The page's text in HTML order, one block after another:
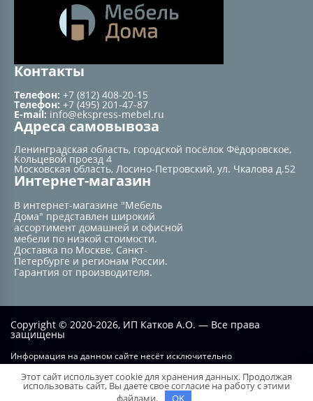
Контакты
Телефон: +7 (812) 408-20-15
Телефон: +7 (495) 201-47-87
E-mail: info@ekspress-mebel.ru
Адреса самовывоза
Ленинградская область, городской посёлок Фёдоровское,
Кольцевой проезд 4
Московская область, Лосино-Петровский, ул. Чкалова д.52
Интернет-магазин
В интернет-магазине "Мебель
Дома" представлен широкий
ассортимент домашней и офисной
мебели по низкой стоимости.
Доставка по Москве, Санкт-
Петербурге и регионам России.
Гарантия от производителя.
Copyright © 2020-2026, ИП Катков А.О. — Все права
защищены
Информация на данном сайте несёт исключительно
публичной офертой, определяемой положением статьи №437 ГК РФ.
Этот сайт использует cookie для хранения данных. Продолжая
использовать сайт, Вы даете свое согласие на работу с этими
файлами.
OK